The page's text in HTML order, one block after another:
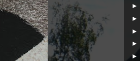
►
►
►
►
►